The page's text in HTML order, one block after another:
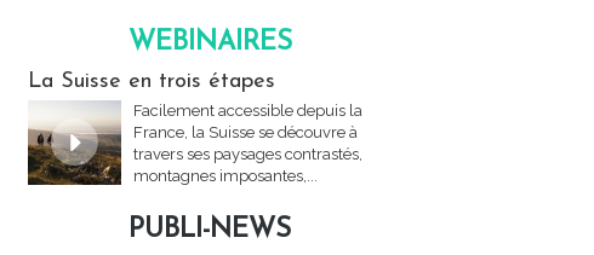
WEBINAIRES
La Suisse en trois étapes
Facilement accessible depuis la
France, la Suisse se découvre à
travers ses paysages contrastés,
montagnes imposantes,...
PUBLI-NEWS